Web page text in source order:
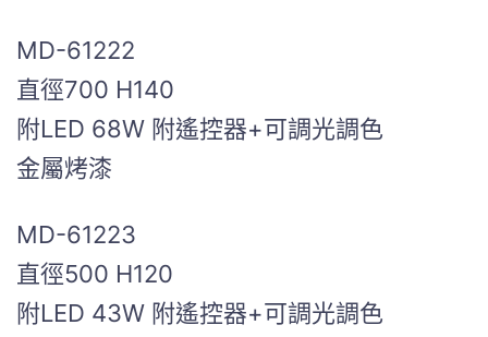
MD-61222
直徑700 H140
附LED 68W 附遙控器+可調光調色
金屬烤漆
MD-61223
直徑500 H120
附LED 43W 附遙控器+可調光調色